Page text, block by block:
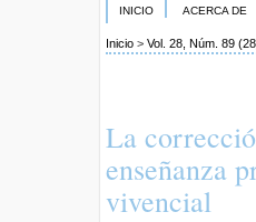
INICIO ACERCA DE
Inicio > Vol. 28, Núm. 89
La
enseñanza
vivencial